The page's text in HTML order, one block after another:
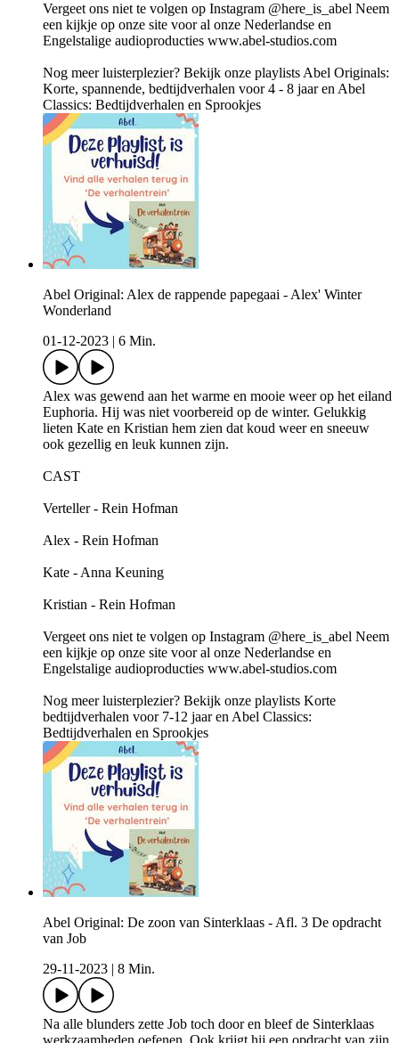
Vergeet ons niet te volgen op Instagram @here_is_abel Neem
een kijkje op onze site voor al onze Nederlandse en
Engelstalige audioproducties ⁠www.abel-studios.com⁠
Nog meer luisterplezier? Bekijk onze playlists ⁠Abel Originals:
Korte, spannende, bedtijdverhalen voor 4 - 8 jaar⁠ en ⁠Abel
Classics: Bedtijdverhalen en Sprookjes⁠
Abel Original: Alex de rappende papegaai - Alex' Winter
Wonderland
01-12-2023
6 Min.
Alex was gewend aan het warme en mooie weer op het eiland
Euphoria. Hij was niet voorbereid op de winter. Gelukkig
lieten Kate en Kristian hem zien dat koud weer en sneeuw
ook gezellig en leuk kunnen zijn.
CAST
Verteller - Rein Hofman
Alex - Rein Hofman
Kate - Anna Keuning
Kristian - Rein Hofman
Vergeet ons niet te volgen op Instagram @here_is_abel Neem
een kijkje op onze site voor al onze Nederlandse en
Engelstalige audioproducties ⁠www.abel-studios.com⁠
Nog meer luisterplezier? Bekijk onze playlists Korte
bedtijdverhalen voor 7-12 jaar en Abel Classics:
Bedtijdverhalen en Sprookjes
Abel Original: De zoon van Sinterklaas - Afl. 3 De opdracht
van Job
29-11-2023
8 Min.
Na alle blunders zette Job toch door en bleef de Sinterklaas